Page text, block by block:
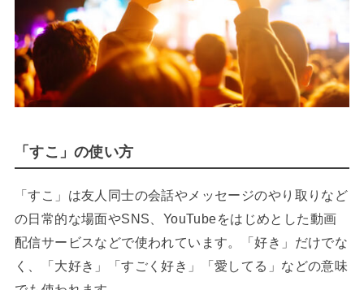
「すこ」の使い方
「すこ」は友人同士の会話やメッセージのやり取りなど
の日常的な場面やSNS、YouTubeをはじめとした動画
配信サービスなどで使われています。「好き」だけでな
く、「大好き」「すごく好き」「愛してる」などの意味